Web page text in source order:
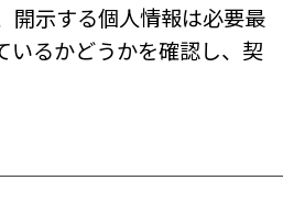
開示する個人情報は必要最
いるかどうかを確認し、契